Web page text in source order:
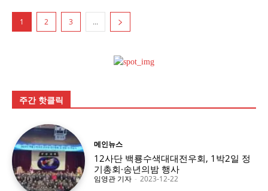
1 2 3 ...
주간 핫클릭
메인뉴스
12사단 백룡수색대대전우회, 1박2일 정
기총회·송년의밤 행사
임영관 기자 - 2023-12-22